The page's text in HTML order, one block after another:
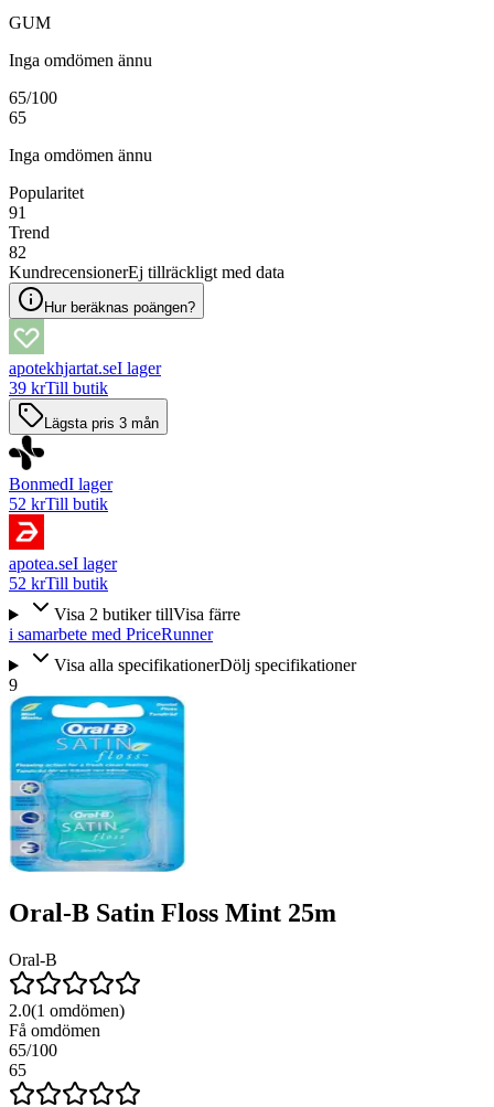
GUM
Inga omdömen ännu
65/100
65
Inga omdömen ännu
Popularitet
91
Trend
82
KundrecensionerEj tillräckligt med data
Hur beräknas poängen?
apotekhjartat.seI lager
39 krTill butik
Lägsta pris 3 mån
BonmedI lager
52 krTill butik
apotea.seI lager
52 krTill butik
Visa 2 butiker tillVisa färre
i samarbete med PriceRunner
Visa alla specifikationerDölj specifikationer
9
Oral-B Satin Floss Mint 25m
Oral-B
2.0(1 omdömen)
Få omdömen
65/100
65